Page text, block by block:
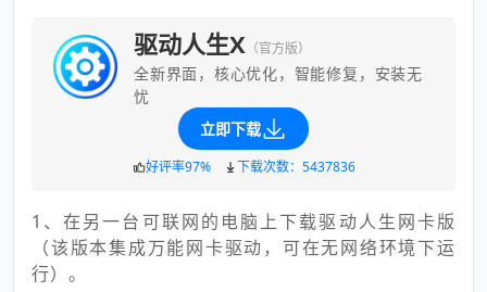
驱动人生X （官方版）
全新界面，核心优化，智能修复，安装无
忧
立即下载
好评率97% 下载次数：5437836
1、在另一台可联网的电脑上下载驱动人生网卡版
（该版本集成万能网卡驱动，可在无网络环境下运
行）。